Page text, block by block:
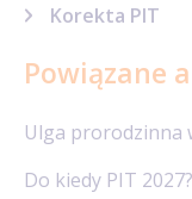
Korekta PIT
Powiązane
Ulga prorodzinna
Do kiedy PIT 2027?